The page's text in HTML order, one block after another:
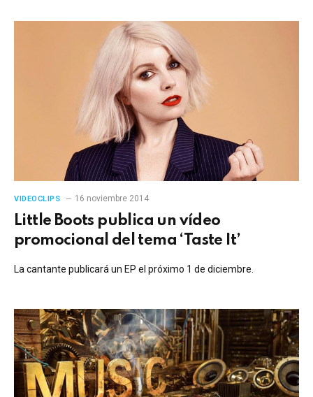
VIDEOCLIPS 16 noviembre 2014
Little Boots publica un vídeo
promocional del tema ‘Taste It’
La cantante publicará un EP el próximo 1 de diciembre.